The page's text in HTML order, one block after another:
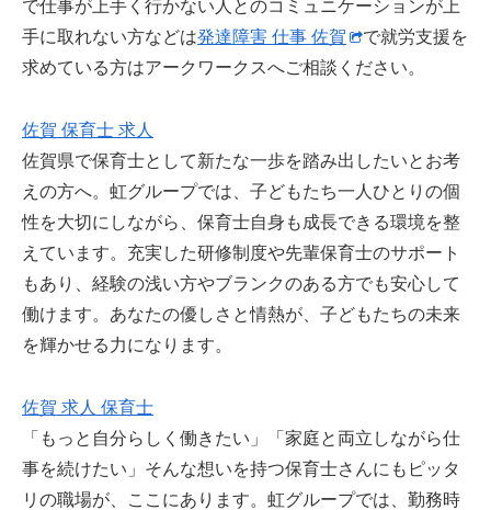
で仕事が上手く行かない人とのコミュニケーションが上
手に取れない方などは発達障害 仕事 佐賀
で就労支援を
求めている方はアークワークスへご相談ください。
佐賀 保育士 求人
佐賀県で保育士として新たな一歩を踏み出したいとお考
えの方へ。虹グループでは、子どもたち一人ひとりの個
性を大切にしながら、保育士自身も成長できる環境を整
えています。充実した研修制度や先輩保育士のサポート
もあり、経験の浅い方やブランクのある方でも安心して
働けます。あなたの優しさと情熱が、子どもたちの未来
を輝かせる力になります。
佐賀 求人 保育士
「もっと自分らしく働きたい」「家庭と両立しながら仕
事を続けたい」そんな想いを持つ保育士さんにもピッタ
リの職場が、ここにあります。虹グループでは、勤務時